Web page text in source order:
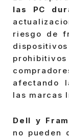
las PC
riesgo de
afectando
las marcas
Dell y
no pueden